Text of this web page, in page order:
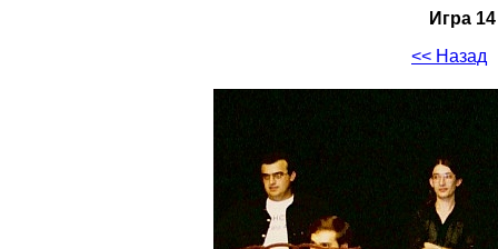
Игра
<< Назад